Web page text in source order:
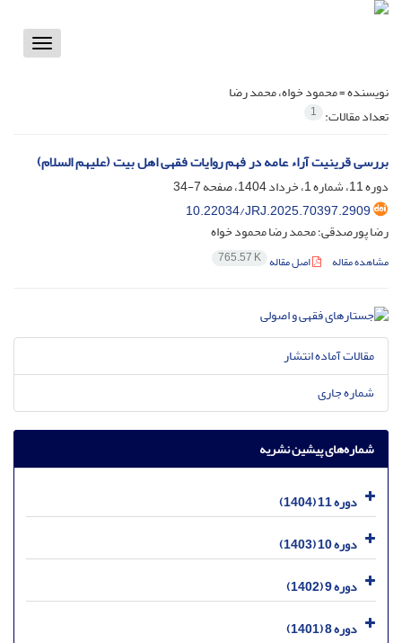
Toggle
نویسنده =محمود خواه، محمد رضا
تعداد مقالات: 1
بررسی قرینیت آراء عامه در فهم روایات فقهی اهل بیت (علیهم السلام)
دوره 11، شماره 1، خرداد 1404، صفحه
7-34
10.22034/JRJ.2025.70397.2909
رضا پورصدقی؛ محمد رضا محمود خواه
مشاهده مقاله اصل مقاله 765.57 K
مقالات آماده انتشار
شماره جاری
شماره‌های پیشین نشریه
دوره 11 (1404)
دوره 10 (1403)
دوره 9 (1402)
دوره 8 (1401)